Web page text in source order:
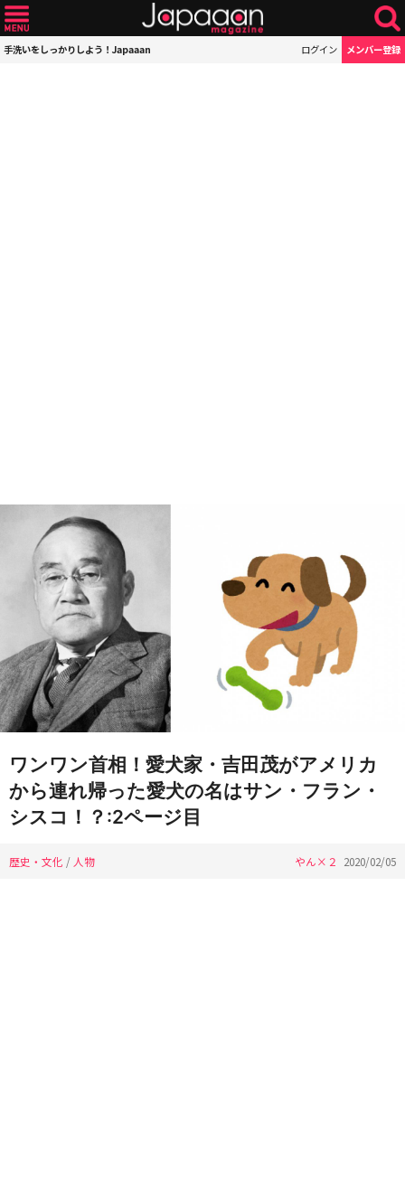
手洗いをしっかりしよう！Japaaan ログイン メンバー登録
ワンワン首相！愛犬家・吉田茂がアメリカ
から連れ帰った愛犬の名はサン・フラン・
シスコ！？:2ページ目
歴史・文化 / 人物 やん×２ 2020/02/05